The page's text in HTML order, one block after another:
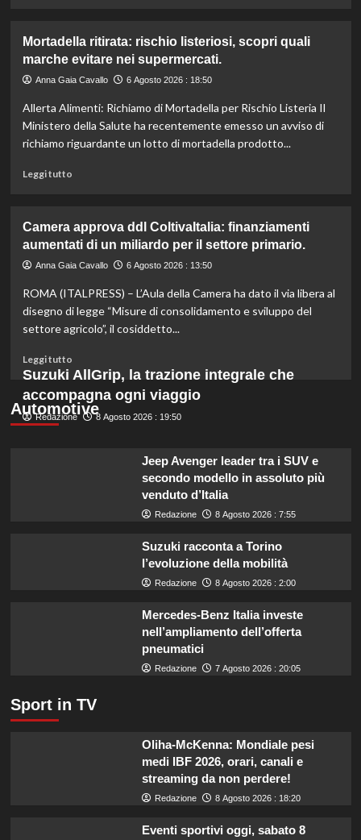
Il
cavallo:
una
indispensabile
per
l’agricoltura
Mortadella ritirata: rischio listeriosi, scopri quali
marche evitare nei supermercati.
Anna Gaia Cavallo 6 Agosto 2026 : 18:50
Allerta Alimenti: Richiamo di Mortadella per Rischio Listeria Il
Ministero della Salute ha recentemente emesso un avviso di
richiamo riguardante un lotto di mortadella prodotto...
Leggi tuttoLeggi
Mortadella
ritirata:
rischio
scopri
quali
marche
supermercati.
Camera approva ddl ColtivaItalia: finanziamenti
aumentati di un miliardo per il settore primario.
Anna Gaia Cavallo 6 Agosto 2026 : 13:50
ROMA (ITALPRESS) – L’Aula della Camera ha dato il via libera al
disegno di legge “Misure di consolidamento e sviluppo del
settore agricolo”, il cosiddetto...
Leggi tuttoLeggi
di
su
Camera
Automotive
Suzuki AllGrip, la trazione integrale che
accompagna ogni viaggio
Redazione 8 Agosto 2026 : 19:50
Jeep Avenger leader tra i SUV e
secondo modello in assoluto più
venduto d’Italia
Redazione 8 Agosto 2026 : 7:55
Suzuki racconta a Torino
l’evoluzione della mobilità
Redazione 8 Agosto 2026 : 2:00
Mercedes-Benz Italia investe
nell’ampliamento dell’offerta
pneumatici
Redazione 7 Agosto 2026 : 20:05
Sport in TV
Oliha-McKenna: Mondiale pesi
medi IBF 2026, orari, canali e
streaming da non perdere!
Redazione 8 Agosto 2026 : 18:20
Eventi sportivi oggi, sabato 8